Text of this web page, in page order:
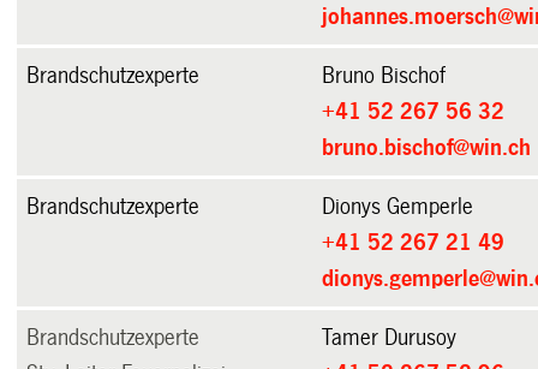
Brandschutzexperte
Bruno Bischof
+41 52 267 56 32
bruno.bischof@win.ch
Brandschutzexperte
Dionys Gemperle
+41 52 267 21 49
Brandschutzexperte
Tamer Durusoy